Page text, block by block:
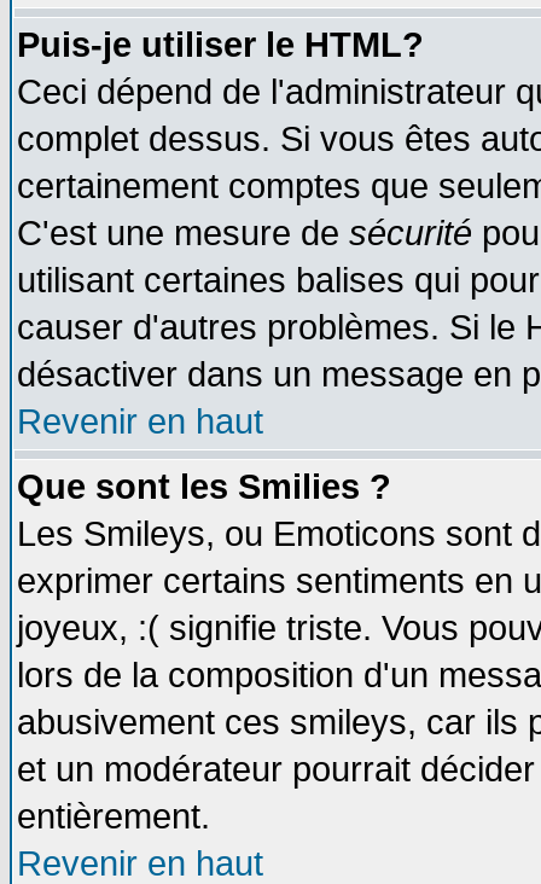
Puis-je utiliser le HTML?
Ceci dépend de l'administrateur
complet dessus. Si vous êtes
certainement comptes que
C'est une mesure de sécurité
utilisant certaines balises qui
causer d'autres problèmes. Si le
désactiver dans un message en
Revenir en haut
Que sont les Smilies ?
Les Smileys, ou Emoticons sont
exprimer certains sentiments en
joyeux, :( signifie triste. Vous
lors de la composition d'un
abusivement ces smileys, car ils
et un modérateur pourrait
entièrement.
Revenir en haut